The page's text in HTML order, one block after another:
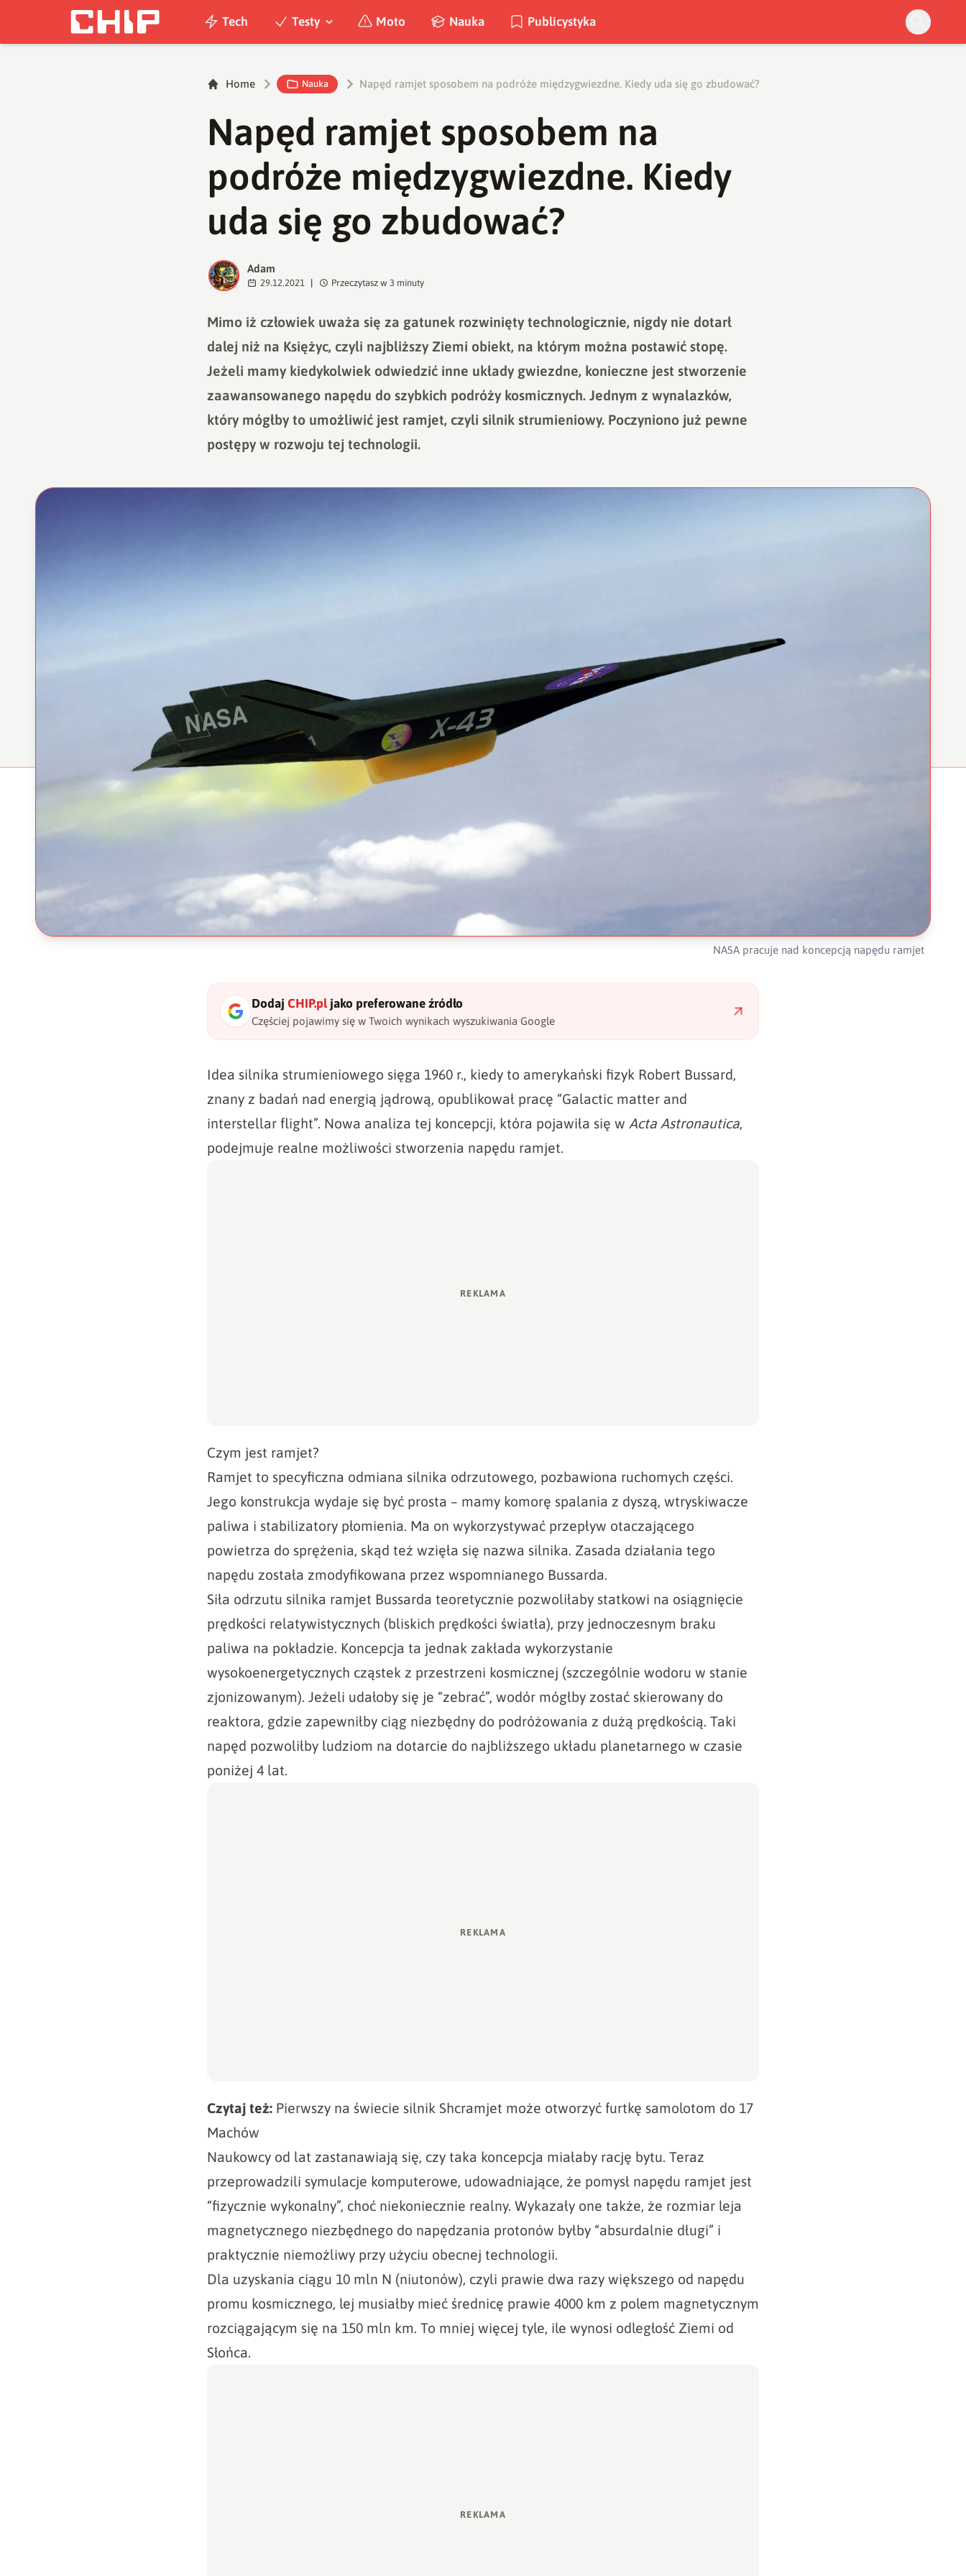
Tech Testy Moto Nauka Publicystyka
Home Nauka Napęd ramjet sposobem na podróże międzygwiezdne. Kiedy uda się go zbudować?
Napęd ramjet sposobem na
podróże międzygwiezdne. Kiedy
uda się go zbudować?
A Adam
29.12.2021 Przeczytasz w3 minuty
Mimo iż człowiek uważa się za gatunek rozwinięty technologicznie, nigdy nie dotarł
dalej niż na Księżyc, czyli najbliższy Ziemi obiekt, na którym można postawić stopę.
Jeżeli mamy kiedykolwiek odwiedzić inne układy gwiezdne, konieczne jest stworzenie
zaawansowanego napędu do szybkich podróży kosmicznych. Jednym z wynalazków,
który mógłby to umożliwić jest ramjet, czyli silnik strumieniowy. Poczyniono już pewne
postępy w rozwoju tej technologii.
NASA pracuje nad koncepcją napędu ramjet
Dodaj CHIP.pljako preferowane źródło
Częściej pojawimy się w Twoich wynikach wyszukiwania Google
Idea silnika strumieniowego sięga 1960 r., kiedy to amerykański fizyk Robert Bussard,
znany z badań nad energią jądrową, opublikował pracę “Galactic matter and
interstellar flight”. Nowa analiza tej koncepcji, która pojawiła się w Acta Astronautica,
podejmuje realne możliwości stworzenia napędu ramjet.
Czym jest ramjet?
Ramjet to specyficzna odmiana silnika odrzutowego, pozbawiona ruchomych części.
Jego konstrukcja wydaje się być prosta – mamy komorę spalania z dyszą, wtryskiwacze
paliwa i stabilizatory płomienia. Ma on wykorzystywać przepływ otaczającego
powietrza do sprężenia, skąd też wzięła się nazwa silnika. Zasada działania tego
napędu została zmodyfikowana przez wspomnianego Bussarda.
Siła odrzutu silnika ramjet Bussarda teoretycznie pozwoliłaby statkowi na osiągnięcie
prędkości relatywistycznych (bliskich prędkości światła), przy jednoczesnym braku
paliwa na pokładzie. Koncepcja ta jednak zakłada wykorzystanie
wysokoenergetycznych cząstek z przestrzeni kosmicznej (szczególnie wodoru w stanie
zjonizowanym). Jeżeli udałoby się je “zebrać”, wodór mógłby zostać skierowany do
reaktora, gdzie zapewniłby ciąg niezbędny do podróżowania z dużą prędkością. Taki
napęd pozwoliłby ludziom na dotarcie do najbliższego układu planetarnego w czasie
poniżej 4 lat.
Czytaj też: Pierwszy na świecie silnik Shcramjet może otworzyć furtkę samolotom do 17
Machów
Naukowcy od lat zastanawiają się, czy taka koncepcja miałaby rację bytu. Teraz
przeprowadzili symulacje komputerowe, udowadniające, że pomysł napędu ramjet jest
“fizycznie wykonalny”, choć niekoniecznie realny. Wykazały one także, że rozmiar leja
magnetycznego niezbędnego do napędzania protonów byłby “absurdalnie długi” i
praktycznie niemożliwy przy użyciu obecnej technologii.
Dla uzyskania ciągu 10 mln N (niutonów), czyli prawie dwa razy większego od napędu
promu kosmicznego, lej musiałby mieć średnicę prawie 4000 km z polem magnetycznym
rozciągającym się na 150 mln km. To mniej więcej tyle, ile wynosi odległość Ziemi od
Słońca.